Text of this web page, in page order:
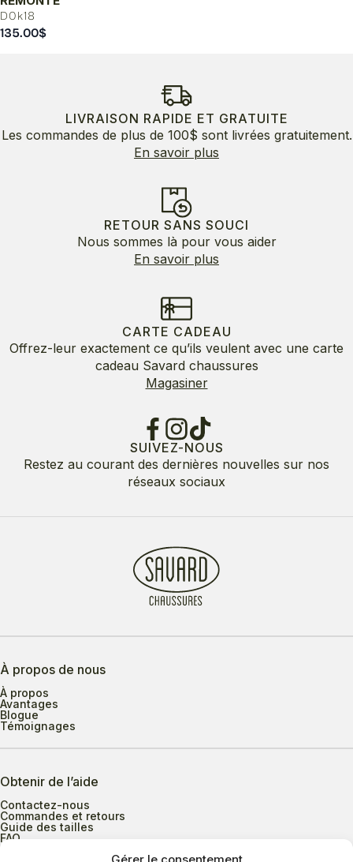
D0k18
135.00$
LIVRAISON RAPIDE ET GRATUITE
Les commandes de plus de 100$ sont livrées gratuitement.
En savoir plus
RETOUR SANS SOUCI
Nous sommes là pour vous aider
En savoir plus
CARTE CADEAU
Offrez-leur exactement ce qu’ils veulent avec une carte
cadeau Savard chaussures
Magasiner
SUIVEZ-NOUS
Restez au courant des dernières nouvelles sur nos
réseaux sociaux
À propos de nous
À propos
Avantages
Blogue
Témoignages
Obtenir de l’aide
Contactez-nous
Commandes et retours
Guide des tailles
FAQ